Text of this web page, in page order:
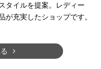
タイルを提案。レディー
が充実したショップです。